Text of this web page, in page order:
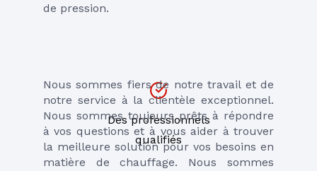
de pression.
Nous sommes fiers de notre travail et de
notre service à la clientèle exceptionnel.
Nous sommes toujours prêts à répondre
à vos questions et à vous aider à trouver
la meilleure solution pour vos besoins en
matière de chauffage. Nous sommes
Des professionnels
qualifiés